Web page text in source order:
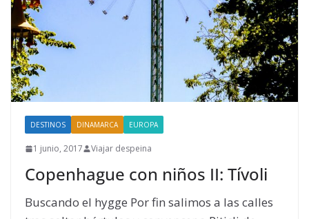
DESTINOS DINAMARCA EUROPA
1 junio, 2017 Viajar despeina
Copenhague con niños II: Tívoli
Buscando el hygge Por fin salimos a las calles